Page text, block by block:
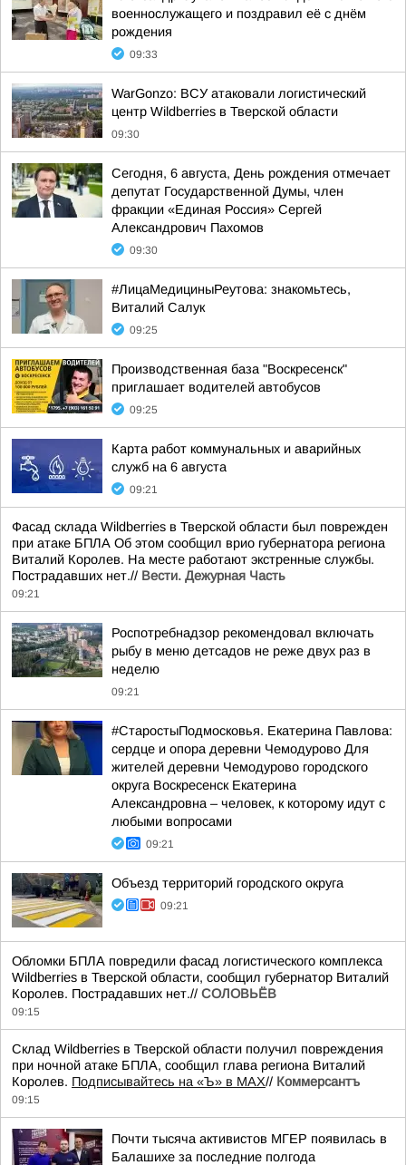
военнослужащего и поздравил её с днём
рождения
09:33
WarGonzo: ВСУ атаковали логистический
центр Wildberries в Тверской области
09:30
Сегодня, 6 августа, День рождения отмечает
депутат Государственной Думы, член
фракции «Единая Россия» Сергей
Александрович Пахомов
09:30
#ЛицаМедициныРеутова: знакомьтесь,
Виталий Салук
09:25
Производственная база "Воскресенск"
приглашает водителей автобусов
09:25
Карта работ коммунальных и аварийных
служб на 6 августа
09:21
Фасад склада Wildberries в Тверской области был поврежден
при атаке БПЛА Об этом сообщил врио губернатора региона
Виталий Королев. На месте работают экстренные службы.
Пострадавших нет.// Вести. Дежурная Часть
09:21
Роспотребнадзор рекомендовал включать
рыбу в меню детсадов не реже двух раз в
неделю
09:21
#СтаростыПодмосковья. Екатерина Павлова:
сердце и опора деревни Чемодурово Для
жителей деревни Чемодурово городского
округа Воскресенск Екатерина
Александровна – человек, к которому идут с
любыми вопросами
09:21
Объезд территорий городского округа
09:21
Обломки БПЛА повредили фасад логистического комплекса
Wildberries в Тверской области, сообщил губернатор Виталий
Королев. Пострадавших нет.// СОЛОВЬЁВ
09:15
Склад Wildberries в Тверской области получил повреждения
при ночной атаке БПЛА, сообщил глава региона Виталий
Королев. Подписывайтесь на «Ъ» в MAX// Коммерсантъ
09:15
Почти тысяча активистов МГЕР появилась в
Балашихе за последние полгода